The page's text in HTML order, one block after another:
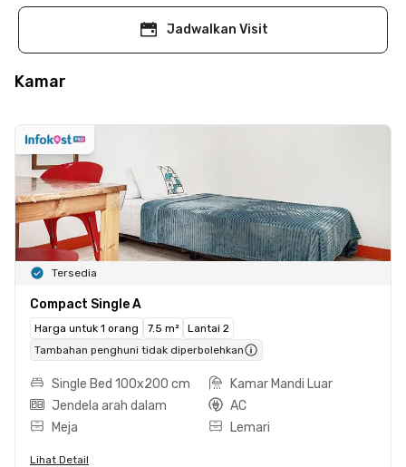
Jadwalkan Visit
Kamar
Tersedia
Compact Single A
Harga untuk 1 orang 7.5 m²
Lantai 2
Tambahan penghuni tidak diperbolehkan
Single Bed 100x200 cm
Kamar Mandi Luar
Jendela arah dalam
AC
Meja
Lemari
Lihat Detail